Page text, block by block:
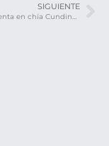
SIGUIENTE